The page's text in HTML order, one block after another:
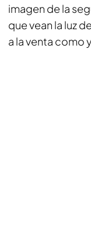
imagen de la
que vean la luz
a la venta como